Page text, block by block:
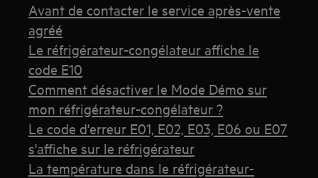
Avant de contacter le service après-vente
agréé
Le réfrigérateur-congélateur affiche le
code E10
Comment désactiver le Mode Démo sur
mon réfrigérateur-congélateur ?
Le code d'erreur E01, E02, E03, E06 ou E07
s'affiche sur le réfrigérateur
La température dans le réfrigérateur-